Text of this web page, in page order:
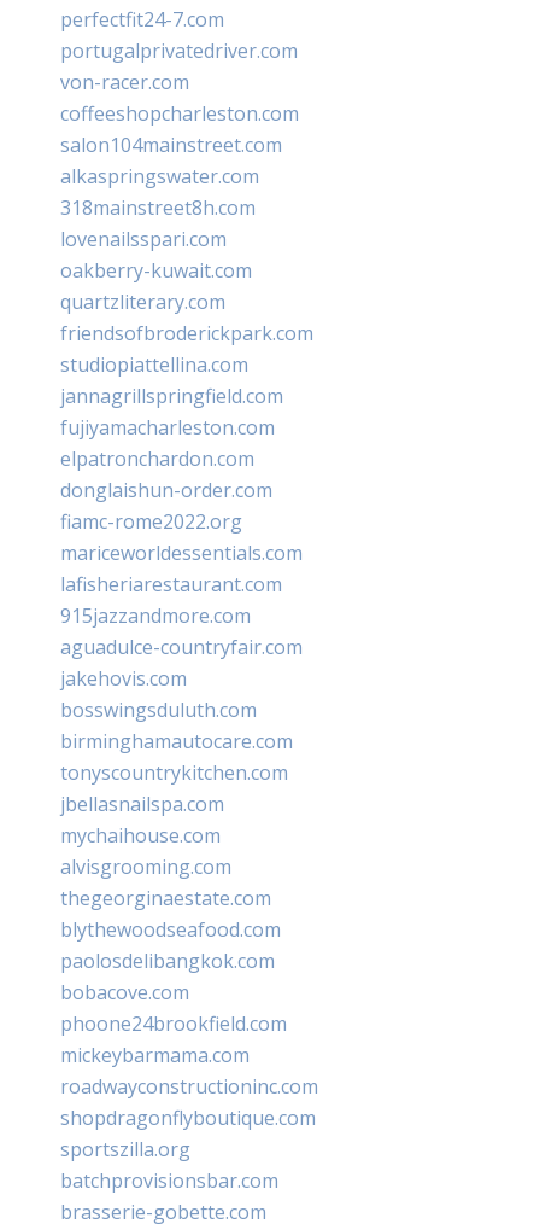
perfectfit24-7.com
portugalprivatedriver.com
von-racer.com
coffeeshopcharleston.com
salon104mainstreet.com
alkaspringswater.com
318mainstreet8h.com
lovenailsspari.com
oakberry-kuwait.com
quartzliterary.com
friendsofbroderickpark.com
studiopiattellina.com
jannagrillspringfield.com
fujiyamacharleston.com
elpatronchardon.com
donglaishun-order.com
fiamc-rome2022.org
mariceworldessentials.com
lafisheriarestaurant.com
915jazzandmore.com
aguadulce-countryfair.com
jakehovis.com
bosswingsduluth.com
birminghamautocare.com
tonyscountrykitchen.com
jbellasnailspa.com
mychaihouse.com
alvisgrooming.com
thegeorginaestate.com
blythewoodseafood.com
paolosdelibangkok.com
bobacove.com
phoone24brookfield.com
mickeybarmama.com
roadwayconstructioninc.com
shopdragonflyboutique.com
sportszilla.org
batchprovisionsbar.com
brasserie-gobette.com